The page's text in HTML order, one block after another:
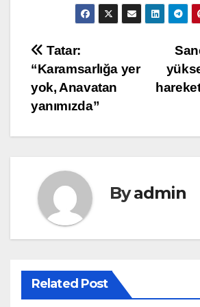
Yazı
gezinmesi
Tatar:
“Karamsarlığa yer
yok, Anavatan
yanımızda”
Byadmin
Related Post